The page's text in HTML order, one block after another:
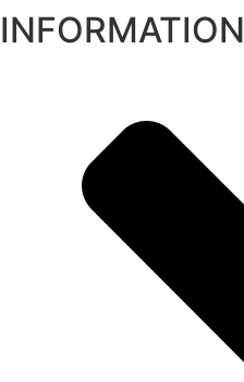
INFORMATION